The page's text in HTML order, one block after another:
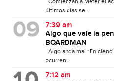
Comienzan a Meter el
últimos días se...
7:39 am
Algo que vale la
BOARDMAN
Algo anda mal “En
ocurren...
7:12 am